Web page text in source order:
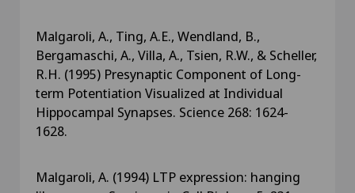
Malgaroli, A., Ting, A.E., Wendland, B.,
Bergamaschi, A., Villa, A., Tsien, R.W., & Scheller,
R.H. (1995) Presynaptic Component of Long-
term Potentiation Visualized at Individual
Hippocampal Synapses. Science 268: 1624-
1628.
Malgaroli, A. (1994) LTP expression: hanging